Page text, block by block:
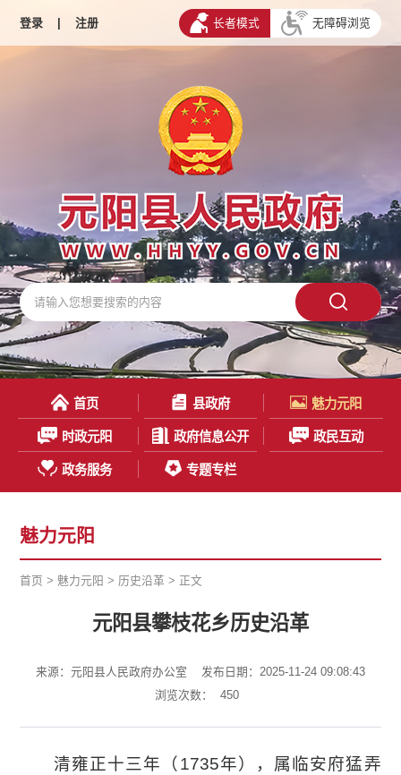
登录 | 注册 长者模式 无障碍浏览
首页 县政府 魅力元阳
时政元阳 政府信息公开 政民互动
政务服务 专题专栏
魅力元阳
首页 > 魅力元阳 > 历史沿革 > 正文
元阳县攀枝花乡历史沿革
来源：元阳县人民政府办公室
发布日期：2025-11-24 09:08:43
浏览次数：
450
清雍正十三年（1735年），属临安府猛弄